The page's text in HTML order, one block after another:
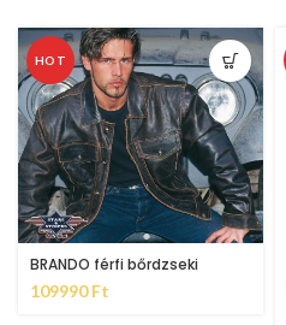
HOT
BRANDO férfi bőrdzseki
109990Ft